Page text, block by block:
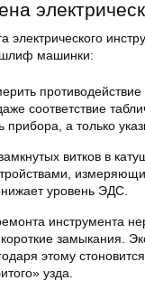
шлиф машинки:
соответствие
прибора, а только
витков в
уровень ЭДС.
инструмента
замыкания.
этому
узда.